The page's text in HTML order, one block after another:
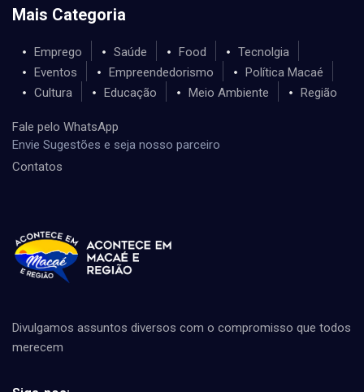
Mais Categoria
Emprego Saúde Food
Tecnolgia
Eventos
Empreendedorismo
Política Macaé
Cultura
Educação Meio Ambiente Região
Fale pelo WhatsApp
Envie Sugestões e seja nosso parceiro
Contatos
Divulgamos assuntos diversos com o compromisso que todos
merecem